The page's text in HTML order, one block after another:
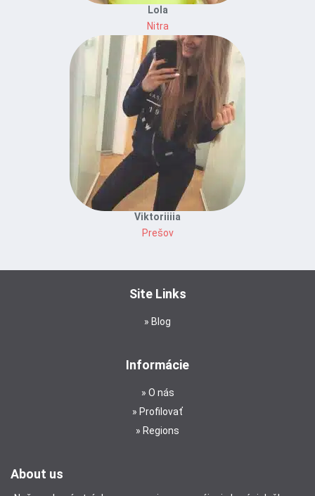
Lola
Nitra
Viktoriiiia
Prešov
Site Links
Blog
Informácie
O nás
Profilovať
Regions
About us